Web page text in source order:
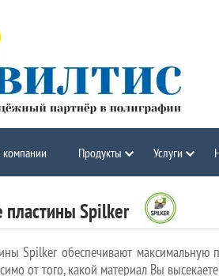
Продукты Услуги
Spilker
Spilker обеспечивают максимальную
от того, какой материал Вы